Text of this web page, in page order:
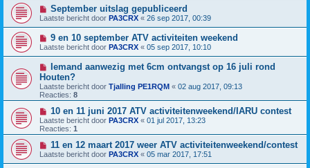
September uitslag gepubliceerd
Laatste bericht door PA3CRX « 26 sep 2017, 00:39
9 en 10 september ATV activiteiten weekend
Laatste bericht door PA3CRX « 05 sep 2017, 10:10
Iemand aanwezig met 6cm ontvangst op 16 juli rond
Houten?
Laatste bericht door Tjalling PE1RQM « 02 aug 2017, 09:13
Reacties: 8
10 en 11 juni 2017 ATV activiteitenweekend/IARU contest
Laatste bericht door PA3CRX « 01 jul 2017, 13:23
Reacties: 1
11 en 12 maart 2017 weer ATV activiteitenweekend/contest
Laatste bericht door PA3CRX « 05 mar 2017, 17:51